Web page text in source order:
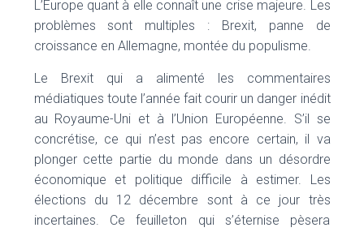
L’Europe quant à elle connaît une crise majeure. Les
problèmes sont multiples : Brexit, panne de
croissance en Allemagne, montée du populisme.
Le Brexit qui a alimenté les commentaires
médiatiques toute l’année fait courir un danger inédit
au Royaume-Uni et à l’Union Européenne. S’il se
concrétise, ce qui n’est pas encore certain, il va
plonger cette partie du monde dans un désordre
économique et politique difficile à estimer. Les
élections du 12 décembre sont à ce jour très
incertaines. Ce feuilleton qui s’éternise pèsera